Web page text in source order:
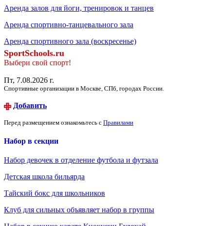
Аренда залов для йоги, тренировок и танцев
Аренда спортивно-танцевального зала
Аренда спортивного зала (воскресенье)
SportSchools.ru
Выбери свой спорт!
Пт, 7.08.2026 г.
Спортивные организации в Москве, СПб, городах России.
Добавить
Перед размещением ознакомьтесь с Правилами
Набор в секции
Набор девочек в отделение футбола и футзала
Детская школа бильярда
Тайский бокс для школьников
Клуб для сильных объявляет набор в группы